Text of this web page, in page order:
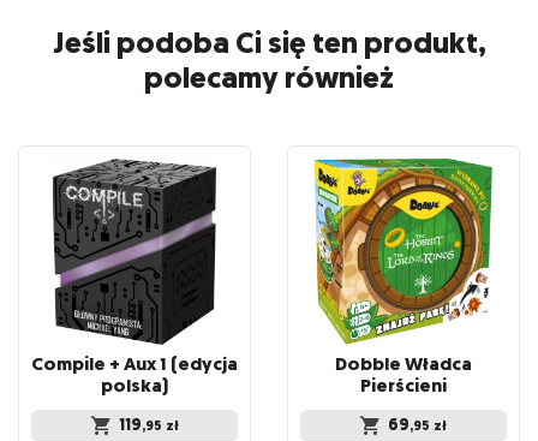
Jeśli podoba Ci się ten produkt,
polecamy również
Compile + Aux 1 (edycja
polska)
119,95 zł
Dobble Władca
Pierścieni
69,95 zł